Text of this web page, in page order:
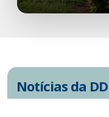
Notícias da